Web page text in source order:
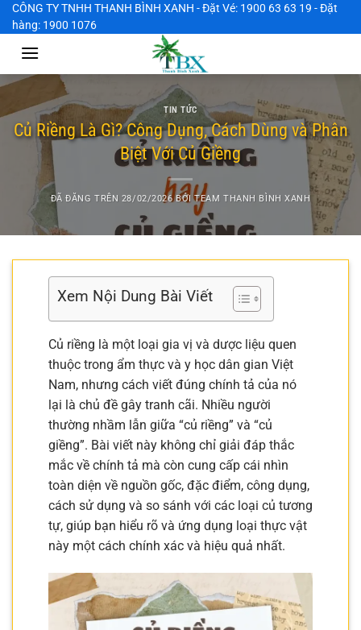
Chuyển
đến
CÔNG TY TNHH THANH BÌNH XANH - Đặt Vé: 1900 63 63 19 - Đặt
hàng: 1900 1076
TIN TỨC
Củ Riềng Là Gì? Công Dụng, Cách Dùng và Phân
Biệt Với Củ Giềng
ĐÃ ĐĂNG TRÊN 28/02/2026 BỞITEAM THANH BÌNH XANH
Xem Nội Dung Bài Viết
Củ riềng là một loại gia vị và dược liệu quen
thuộc trong ẩm thực và y học dân gian Việt
Nam, nhưng cách viết đúng chính tả của nó
lại là chủ đề gây tranh cãi. Nhiều người
thường nhầm lẫn giữa “củ riềng” và “củ
giềng”. Bài viết này không chỉ giải đáp thắc
mắc về chính tả mà còn cung cấp cái nhìn
toàn diện về nguồn gốc, đặc điểm, công dụng,
cách sử dụng và so sánh với các loại củ tương
tự, giúp bạn hiểu rõ và ứng dụng loại thực vật
này một cách chính xác và hiệu quả nhất.